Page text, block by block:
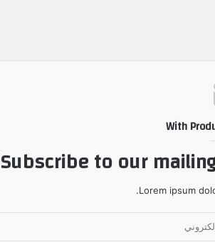
With
Subscribe to our
Lorem ipsum